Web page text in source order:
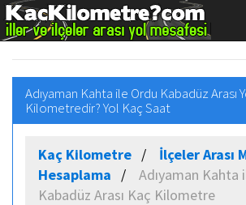
Adıyaman Kahta ile Ordu Kabadüz Arası
Kilometredir? Yol Kaç Saat
Kaç Kilometre
İlçeler Arası
Hesaplama
Adıyaman Kahta
Kabadüz Arası Kaç Kilometre